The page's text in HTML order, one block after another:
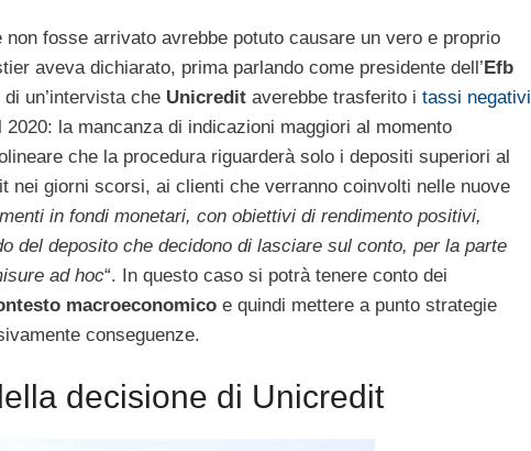
fosse arrivato avrebbe potuto causare un vero e proprio
aveva dichiarato, prima parlando come presidente dell’Efb
un’intervista che Unicredit averebbe trasferito i tassi negativi
la mancanza di indicazioni maggiori al momento
che la procedura riguarderà solo i depositi superiori al
nei giorni scorsi, ai clienti che verranno coinvolti nelle nuove
in fondi monetari, con obiettivi di rendimento positivi,
del deposito che decidono di lasciare sul conto, per la parte
ad hoc“. In questo caso si potrà tenere conto dei
macroeconomico e quindi mettere a punto strategie
conseguenze.
decisione di Unicredit